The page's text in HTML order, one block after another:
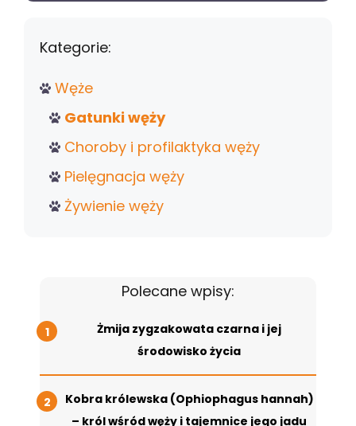
Kategorie:
Węże
Gatunki węży
Choroby i profilaktyka węży
Pielęgnacja węży
Żywienie węży
Polecane wpisy:
Żmija zygzakowata czarna i jej
środowisko życia
Kobra królewska (Ophiophagus hannah)
– król wśród węży i tajemnice jego jadu